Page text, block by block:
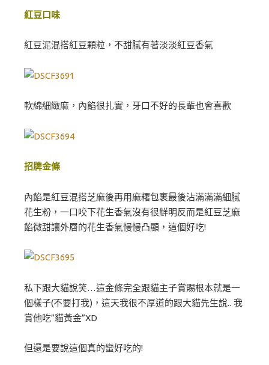
紅豆口味
紅豆泥混搭紅豆顆粒，不甜膩有著淡淡紅豆香氣
軟綿細緻麻，內餡很扎實，牙口不好的長輩也會喜歡
招牌金條
內餡是紅豆混搭芝麻後再用麻糬包裹最後沾滿滿滿細膩
花生粉，一口咬下花生香氣沒有很鮮明反而是紅豆芝麻
餡微甜讓外層的花生香氣慢慢凸顯，這個好吃!
私下跟大貓說笑…這金條完全跟貓主子賞賜根本就是一
個樣子(不要打我)，這天我很不厚道的跟大貓先生說.. 我
賞他吃”貓黃金”XD
但還是要說這個真的蠻好吃的!